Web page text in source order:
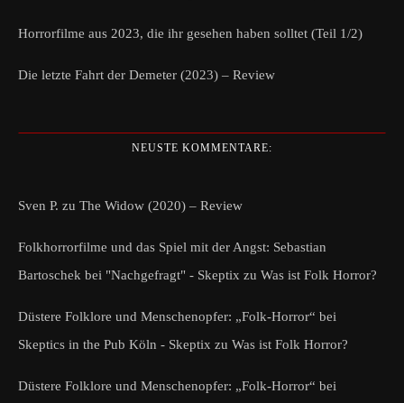
Horrorfilme aus 2023, die ihr gesehen haben solltet (Teil 1/2)
Die letzte Fahrt der Demeter (2023) – Review
NEUSTE KOMMENTARE:
Sven P. zu The Widow (2020) – Review
Folkhorrorfilme und das Spiel mit der Angst: Sebastian
Bartoschek bei "Nachgefragt" - Skeptix zu Was ist Folk Horror?
Düstere Folklore und Menschenopfer: „Folk-Horror“ bei
Skeptics in the Pub Köln - Skeptix zu Was ist Folk Horror?
Düstere Folklore und Menschenopfer: „Folk-Horror“ bei